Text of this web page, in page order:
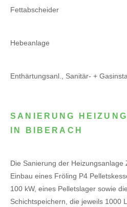
Fettabscheider
Hebeanlage
Enthärtungsanl., Sanitär- +
SANIERUNG
IN BIBERACH
Die Sanierung der Heizungsanlage
Einbau eines Fröling P4
100 kW, eines Pelletslager sowie
Schichtspeichern, die jeweils 1000